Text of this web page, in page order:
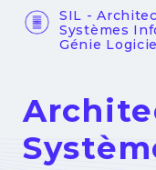
SIL -
Systèmes
Génie